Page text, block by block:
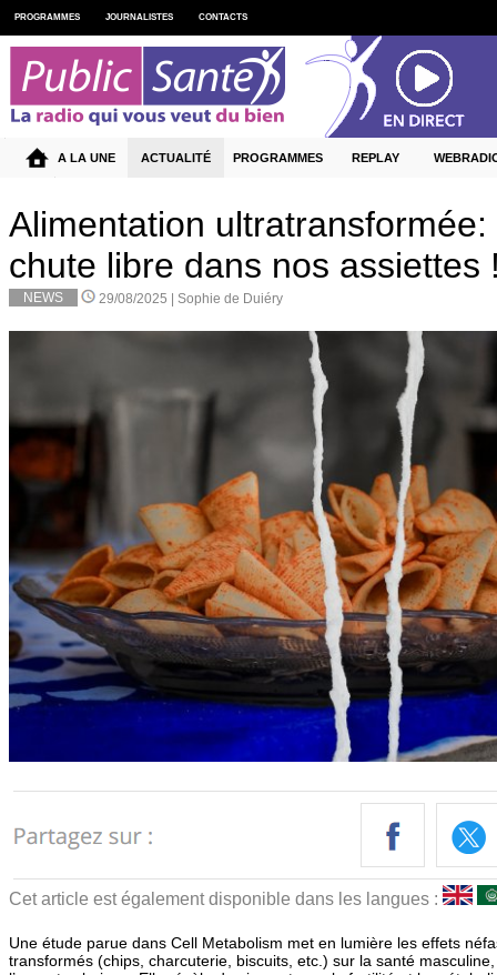
Alimentation
chute libre dans nos assiettes
NEWS 29/08/2025 | Sophie de Duiéry
Cet article est également disponible dans les langues :
Une étude parue dans Cell Metabolism met en lumière les effets
transformés (chips, charcuterie, biscuits, etc.) sur la santé
PROGRAMMES JOURNALISTES CONTACTS
A LA UNE ACTUALITÉ PROGRAMMES REPLAY